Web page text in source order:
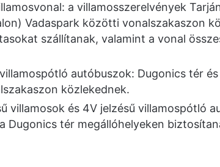
a villamosszerelvények
Vadaspark közötti vonalszakaszon
szállítanak, valamint a vonal
villamospótló autóbuszok: Dugonics tér
közlekednek.
villamosok és 4V jelzésű villamospótló
Dugonics tér megállóhelyeken